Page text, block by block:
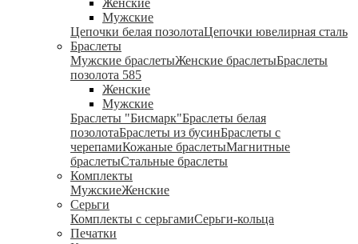
Женские
Мужские
Цепочки белая позолотаЦепочки ювелирная сталь
Браслеты
Мужские браслетыЖенские браслетыБраслеты
позолота 585
Женские
Мужские
Браслеты "Бисмарк"Браслеты белая
позолотаБраслеты из бусинБраслеты с
черепамиКожаные браслетыМагнитные
браслетыСтальные браслеты
Комплекты
МужскиеЖенские
Серьги
Комплекты с серьгамиСерьги-кольца
Печатки